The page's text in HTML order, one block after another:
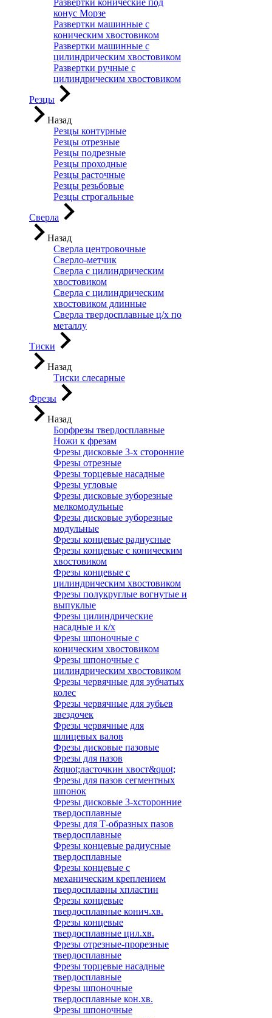
Развертки конические под
конус Морзе
Развертки машинные с
коническим хвостовиком
Развертки машинные с
цилиндрическим хвостовиком
Развертки ручные с
цилиндрическим хвостовиком
Резцы
Назад
Резцы контурные
Резцы отрезные
Резцы подрезные
Резцы проходные
Резцы расточные
Резцы резьбовые
Резцы строгальные
Сверла
Назад
Сверла центровочные
Сверло-метчик
Сверла с цилиндрическим
хвостовиком
Сверла с цилиндрическим
хвостовиком длинные
Сверла твердосплавные ц/х по
металлу
Тиски
Назад
Тиски слесарные
Фрезы
Назад
Борфрезы твердосплавные
Ножи к фрезам
Фрезы дисковые 3-х сторонние
Фрезы отрезные
Фрезы торцевые насадные
Фрезы угловые
Фрезы дисковые зуборезные
мелкомодульные
Фрезы дисковые зуборезные
модульные
Фрезы концевые радиусные
Фрезы концевые с коническим
хвостовиком
Фрезы концевые с
цилиндрическим хвостовиком
Фрезы полукруглые вогнутые и
выпуклые
Фрезы цилиндрические
насадные и к/х
Фрезы шпоночные с
коническим хвостовиком
Фрезы шпоночные с
цилиндрическим хвостовиком
Фрезы червячные для зубчатых
колес
Фрезы червячные для зубьев
звездочек
Фрезы червячные для
шлицевых валов
Фрезы дисковые пазовые
Фрезы для пазов
&quot;ласточкин хвост&quot;
Фрезы для пазов сегментных
шпонок
Фрезы дисковые 3-хсторонние
твердосплавные
Фрезы для Т-образных пазов
твердосплавные
Фрезы концевые радиусные
твердосплавные
Фрезы концевые с
механическим креплением
твердосплавны хпластин
Фрезы концевые
твердосплавные конич.хв.
Фрезы концевые
твердосплавные цил.хв.
Фрезы отрезные-прорезные
твердосплавные
Фрезы торцевые насадные
твердосплавные
Фрезы шпоночные
твердосплавные кон.хв.
Фрезы шпоночные